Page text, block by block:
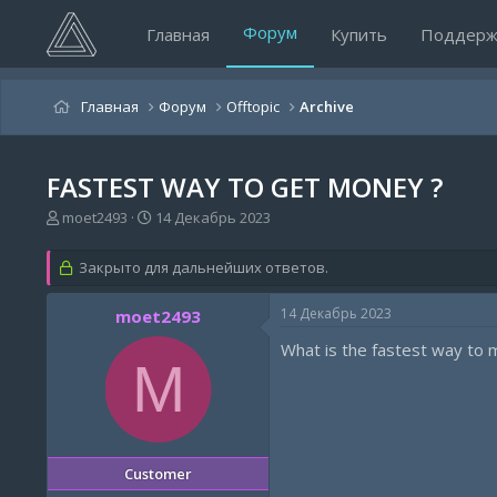
Главная Форум Купить
Главная Форум Offtopic Archive
FASTEST WAY TO GET MONEY ?
А
т
о
р
moet2493
Д
а
н
а
ч
а
14 Декабрь 2023
Закрыто для дальнейших ответов.
moet2493
M
Customer
14 Декабрь 2023
What is the fastest way to